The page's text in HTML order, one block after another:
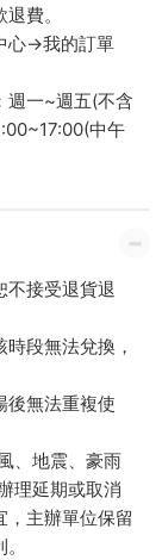
費。
心→我的訂單
週一~週五(不含
中午
不接受退貨退
段無法兌換，
後無法重複使
、地震、豪雨
理延期或取消
，主辦單位保留